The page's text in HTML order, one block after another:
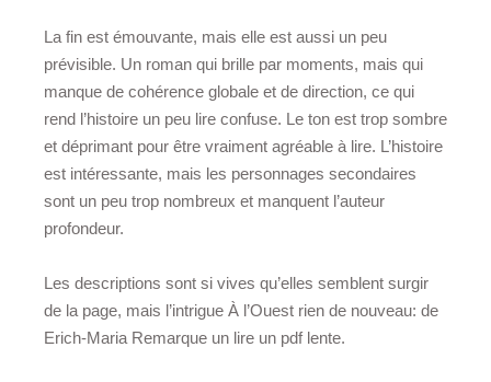
La fin est émouvante, mais elle est aussi un peu
prévisible. Un roman qui brille par moments, mais qui
manque de cohérence globale et de direction, ce qui
rend l’histoire un peu lire confuse. Le ton est trop sombre
et déprimant pour être vraiment agréable à lire. L’histoire
est intéressante, mais les personnages secondaires
sont un peu trop nombreux et manquent l’auteur
profondeur.
Les descriptions sont si vives qu’elles semblent surgir
de la page, mais l’intrigue À l’Ouest rien de nouveau: de
Erich-Maria Remarque un lire un pdf lente.